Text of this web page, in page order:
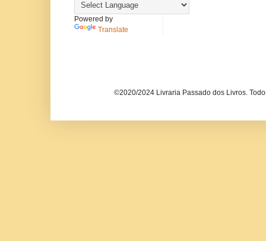
Powered by
Translate
©2020/2024 Livraria Passado dos Livros.